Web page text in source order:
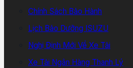
Chính Sách Bảo Hành
Lịch Bảo Dưỡng ISUZU
Nghị Định Mới Về Xe Tải
Xe Tải Ngân Hàng Thanh Lý